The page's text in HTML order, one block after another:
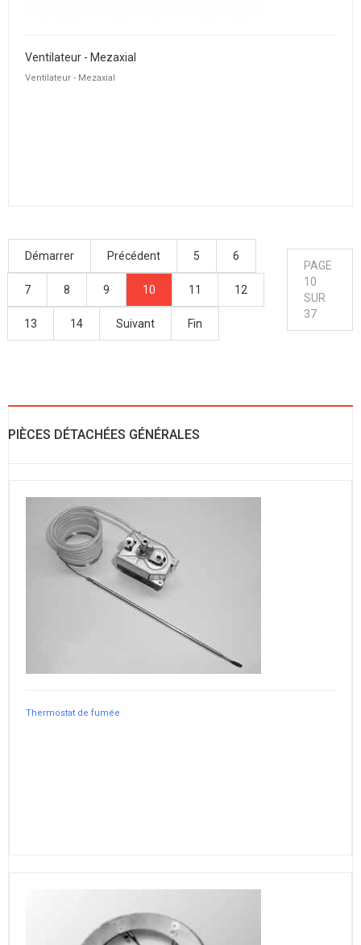
Ventilateur - Mezaxial
Ventilateur - Mezaxial
Démarrer Précédent 5 6
7 8 9 10 11 12
13 14 Suivant Fin
PAGE
10
SUR
37
PIÈCES DÉTACHÉES GÉNÉRALES
Thermostat de fumée